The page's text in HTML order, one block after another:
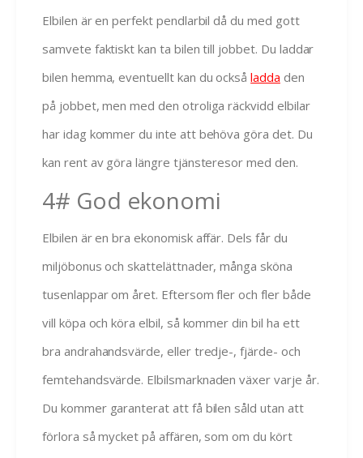
Elbilen är en perfekt pendlarbil då du med gott
samvete faktiskt kan ta bilen till jobbet. Du laddar
bilen hemma, eventuellt kan du ocksåladda den
på jobbet, men med den otroliga räckvidd elbilar
har idag kommer du inte att behöva göra det. Du
kan rent av göra längre tjänsteresor med den.
4# God ekonomi
Elbilen är en bra ekonomisk affär. Dels får du
miljöbonus och skattelättnader, många sköna
tusenlappar om året. Eftersom fler och fler både
vill köpa och köra elbil, så kommer din bil ha ett
bra andrahandsvärde, eller tredje-, fjärde- och
femtehandsvärde. Elbilsmarknaden växer varje år.
Du kommer garanterat att få bilen såld utan att
förlora så mycket på affären, som om du kört